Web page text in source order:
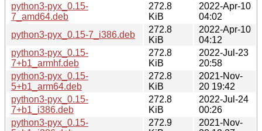
python3-pyx_0.15-
7_amd64.deb
272.8
KiB
2022-Apr-10
04:02
python3-pyx_0.15-7_i386.deb
272.8
KiB
2022-Apr-10
04:12
python3-pyx_0.15-
7+b1_armhf.deb
272.8
KiB
2022-Jul-23
20:58
python3-pyx_0.15-
5+b1_arm64.deb
272.8
KiB
2021-Nov-
20 19:42
python3-pyx_0.15-
7+b1_i386.deb
272.8
KiB
2022-Jul-24
00:26
python3-pyx_0.15-
272.9
2021-Nov-